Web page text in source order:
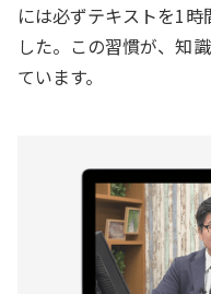
には必ずテキストを1
した。この習慣が、知
ています。